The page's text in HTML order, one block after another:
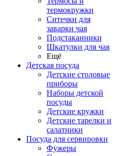
термокружки
Ситечки для
заварки чая
Подстаканники
Шкатулки для чая
Ещё
Детская посуда
Детские столовые
приборы
Наборы детской
посуды
Детские кружки
Детские тарелки и
салатники
Посуда для сервировки
Фужеры